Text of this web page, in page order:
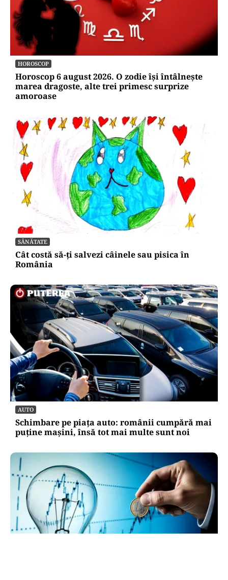
HOROSCOP
Horoscop 6 august 2026. O zodie își întâlnește
marea dragoste, alte trei primesc surprize
amoroase
SĂNĂTATE
Cât costă să-ți salvezi câinele sau pisica în
România
AUTO
Schimbare pe piața auto: românii cumpără mai
puține mașini, însă tot mai multe sunt noi